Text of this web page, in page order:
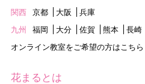
関西
京都 大阪
兵庫
九州
福岡 大分 佐賀 熊本
長崎
オンライン教室をご希望の方はこちら
花まるとは